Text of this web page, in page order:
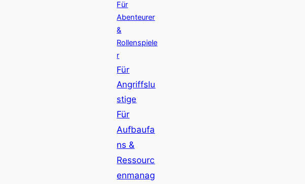
Für
Abenteurer
&
Rollenspiele
r
Für
Angriffslu
stige
Für
Aufbaufa
ns &
Ressourc
enmanag